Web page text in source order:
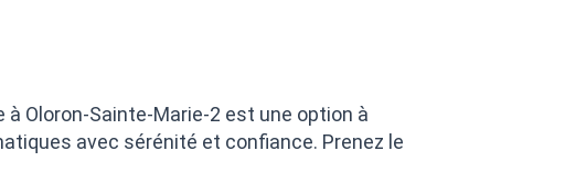
Oloron-Sainte-Marie-2 est une option à
avec sérénité et confiance. Prenez le